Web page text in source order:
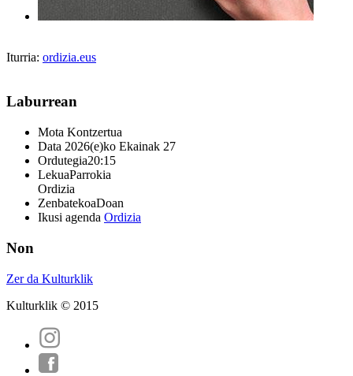
Iturria: ordizia.eus
Laburrean
Mota Kontzertua
Data 2026(e)ko Ekainak 27
Ordutegia20:15
LekuaParrokia
Ordizia
ZenbatekoaDoan
Ikusi agenda Ordizia
Non
Zer da Kulturklik
Kulturklik © 2015